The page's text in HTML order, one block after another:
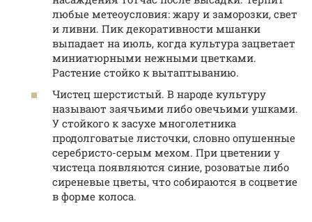
любые метеоусловия: жару и заморозки, свет
и ливни. Пик декоративности мшанки
выпадает на июль, когда культура зацветает
миниатюрными нежными цветками.
Растение стойко к вытаптыванию.
Чистец шерстистый. В народе культуру
называют заячьими либо овечьими ушками.
У стойкого к засухе многолетника
продолговатые листочки, словно опушенные
серебристо-серым мехом. При цветении у
чистеца появляются синие, розоватые либо
сиреневые цветы, что собираются в соцветие
в форме колоса.